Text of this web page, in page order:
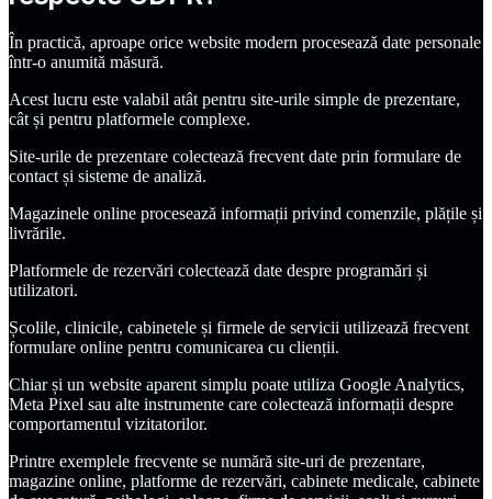
În practică, aproape orice website modern procesează date personale
într-o anumită măsură.
Acest lucru este valabil atât pentru site-urile simple de prezentare,
cât și pentru platformele complexe.
Site-urile de prezentare colectează frecvent date prin formulare de
contact și sisteme de analiză.
Magazinele online procesează informații privind comenzile, plățile și
livrările.
Platformele de rezervări colectează date despre programări și
utilizatori.
Școlile, clinicile, cabinetele și firmele de servicii utilizează frecvent
formulare online pentru comunicarea cu clienții.
Chiar și un website aparent simplu poate utiliza Google Analytics,
Meta Pixel sau alte instrumente care colectează informații despre
comportamentul vizitatorilor.
Printre exemplele frecvente se numără site-uri de prezentare,
magazine online, platforme de rezervări, cabinete medicale, cabinete